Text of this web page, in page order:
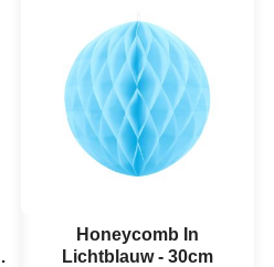
Honeycomb In
Lichtblauw - 30cm